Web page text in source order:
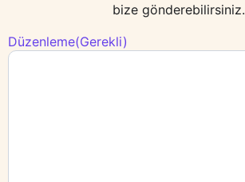
bize gönderebilirsiniz.
Düzenleme(Gerekli)